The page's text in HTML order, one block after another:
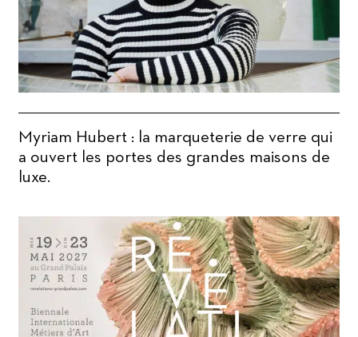
Myriam Hubert : la marqueterie de verre qui
a ouvert les portes des grandes maisons de
luxe.